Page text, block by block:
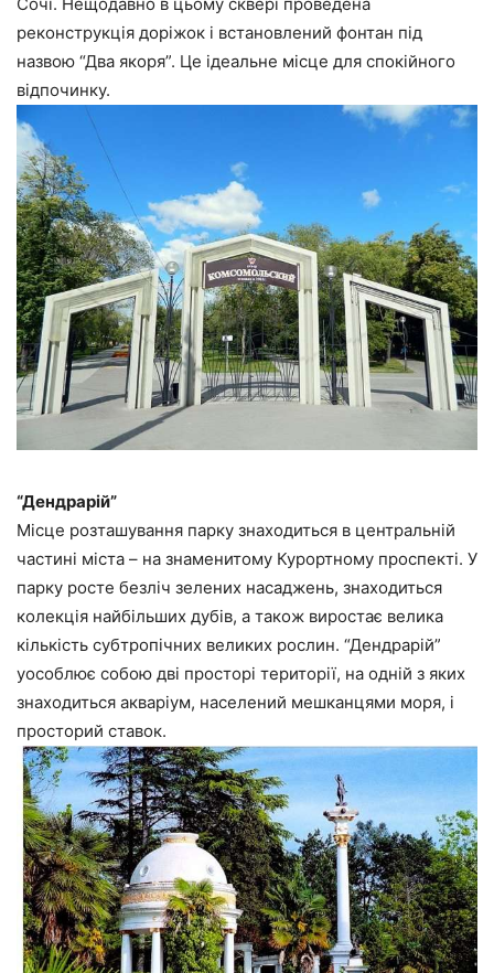
реконструкція доріжок і встановлений фонтан під
назвою “Два якоря”. Це ідеальне місце для спокійного
відпочинку.
“Дендрарій”
Місце розташування парку знаходиться в центральній
частині міста – на знаменитому Курортному проспекті. У
парку росте безліч зелених насаджень, знаходиться
колекція найбільших дубів, а також виростає велика
кількість субтропічних великих рослин. “Дендрарій”
уособлює собою дві просторі території, на одній з яких
знаходиться акваріум, населений мешканцями моря, і
просторий ставок.